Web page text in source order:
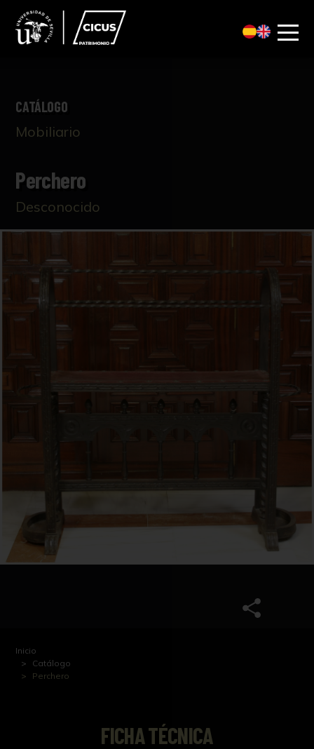
CATÁLOGO
Mobiliario
Perchero
Desconocido
Inicio
Catálogo
Perchero
FICHA TÉCNICA